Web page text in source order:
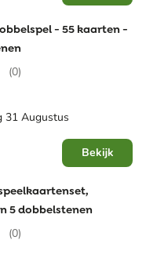
- 55 kaarten -
(0)
31 Augustus
Bekijk
5 dobbelstenen
(0)